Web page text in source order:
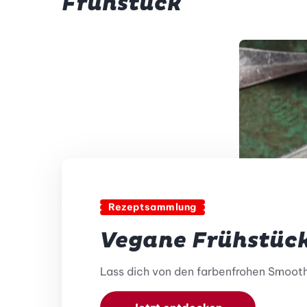
Rezeptsammlung
Vegane
Lass dich von den farbenfrohen